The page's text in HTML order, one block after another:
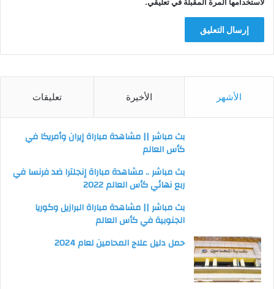
لاستخدامها المرة المقبلة في تعليقي.
الأشهر الأخيرة تعليقات
بث مباشر || مشاهدة مباراة إيران وأمريكا في
كأس العالم
بث مباشر .. مشاهدة مباراة إنجلترا ضد فرنسا في
ربع نهائي كأس العالم 2022
بث مباشر || مشاهدة مباراة البرازيل وكوريا
الجنوبية في كأس العالم
حمل دليل علاج المحامين لعام 2024